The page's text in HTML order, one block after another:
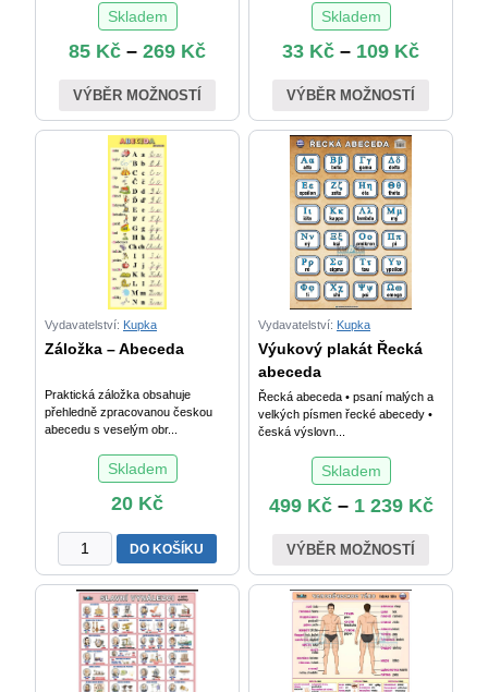
Skladem
85 Kč – 269 Kč
VÝBĚR MOŽNOSTÍ
Skladem
33 Kč – 109 Kč
VÝBĚR MOŽNOSTÍ
Vydavatelství: Kupka
Záložka – Abeceda
Praktická záložka obsahuje
přehledně zpracovanou českou
abecedu s veselým obr...
Skladem
20 Kč
Záložka
-
Abeceda
množství
DO KOŠÍKU
Vydavatelství: Kupka
Výukový plakát Řecká
abeceda
Řecká abeceda • psaní malých a
velkých písmen řecké abecedy •
česká výslovn...
Skladem
499 Kč– 1 239 Kč
VÝBĚR MOŽNOSTÍ